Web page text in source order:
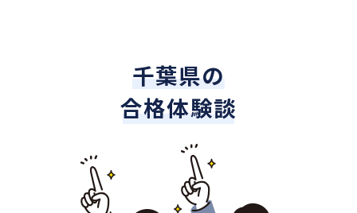
千葉県の
合格体験談